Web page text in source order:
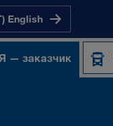
English
Я — заказчик